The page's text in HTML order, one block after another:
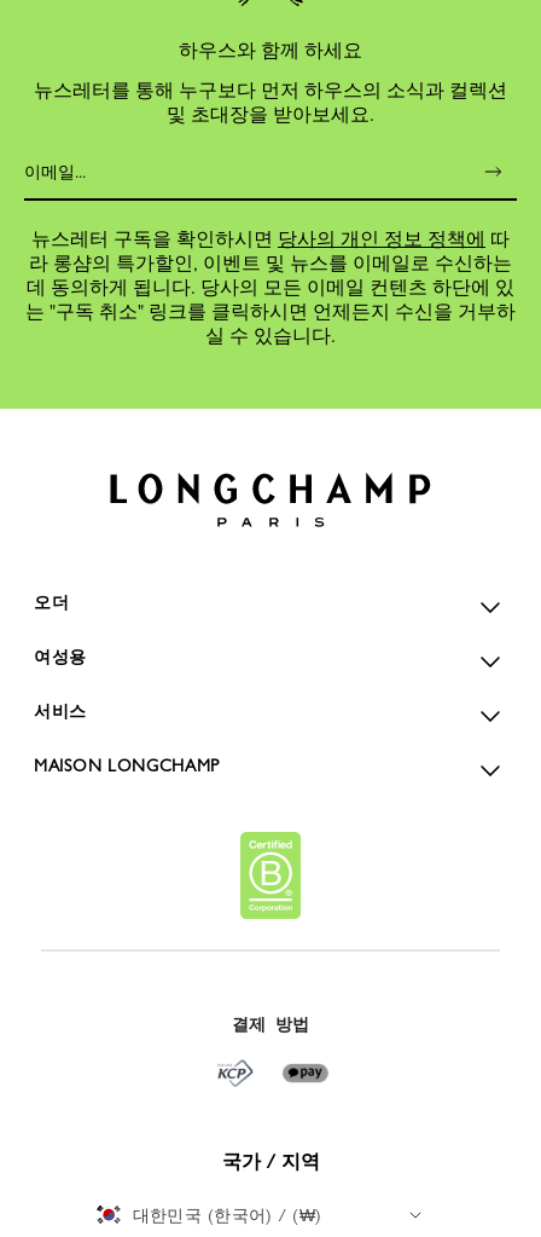
하우스와 함께 하세요
뉴스레터를 통해 누구보다 먼저 하우스의 소식과 컬렉션
및 초대장을 받아보세요.
뉴스레터 구독을 확인하시면 당사의 개인 정보 정책에 따
라 롱샴의 특가할인, 이벤트 및 뉴스를 이메일로 수신하는
데 동의하게 됩니다. 당사의 모든 이메일 컨텐츠 하단에 있
는 "구독 취소" 링크를 클릭하시면 언제든지 수신을 거부하
실 수 있습니다.
오더
여성용
서비스
MAISON LONGCHAMP
결제 방법
국가 / 지역
대한민국 (한국어) / (₩)